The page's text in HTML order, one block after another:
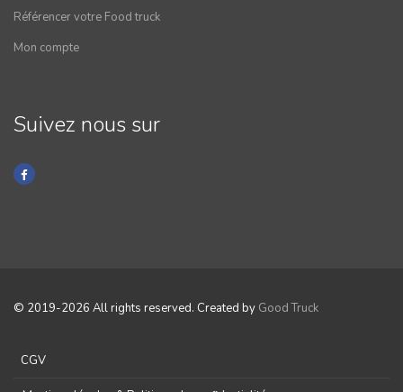
Référencer votre Food truck
Mon compte
Suivez nous sur
© 2019-2026 All rights reserved. Created by Good Truck
CGV